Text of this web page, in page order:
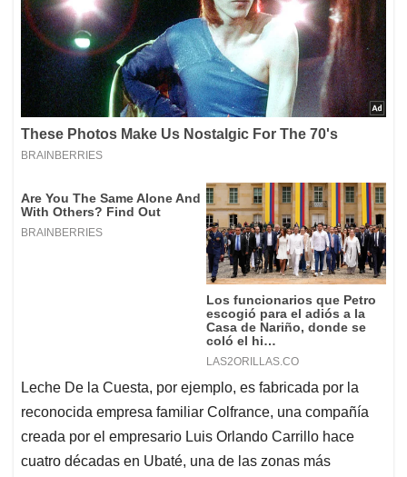
Leche De la Cuesta, por ejemplo, es fabricada por la
reconocida empresa familiar Colfrance, una compañía
creada por el empresario Luis Orlando Carrillo hace
cuatro décadas en Ubaté, una de las zonas más